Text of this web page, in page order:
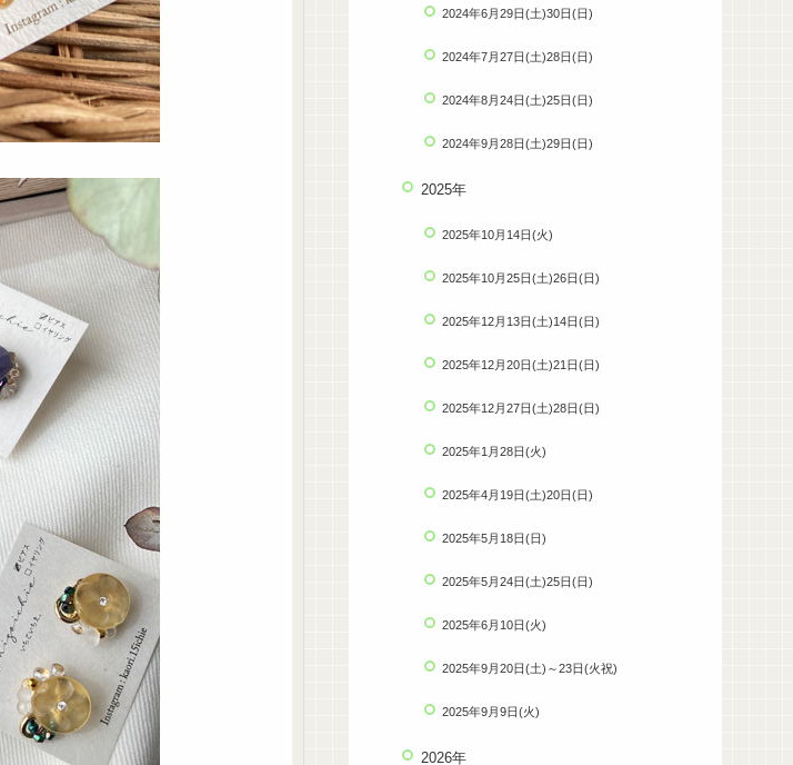
2024年6月29日(土)30日(日)
2024年7月27日(土)28日(日)
2024年8月24日(土)25日(日)
2024年9月28日(土)29日(日)
2025年
2025年10月14日(火)
2025年10月25日(土)26日(日)
2025年12月13日(土)14日(日)
2025年12月20日(土)21日(日)
2025年12月27日(土)28日(日)
2025年1月28日(火)
2025年4月19日(土)20日(日)
2025年5月18日(日)
2025年5月24日(土)25日(日)
2025年6月10日(火)
2025年9月20日(土)～23日(火祝)
2025年9月9日(火)
2026年